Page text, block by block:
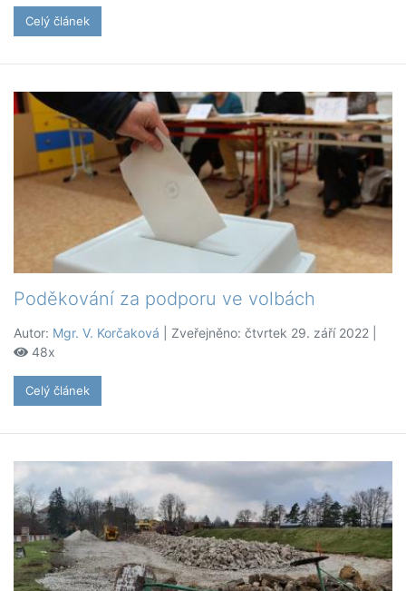
Celý článek
Poděkování za podporu ve volbách
Autor: Mgr. V. Korčaková | Zveřejněno: čtvrtek 29. září 2022 |
48x
Celý článek